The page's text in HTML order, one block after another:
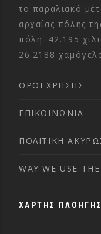
το παραλιακό
αρχαίας πόλης
πόλη. 42.195
26.2188
ΌΡΟΙ ΧΡΉΣΗΣ
ΕΠΙΚΟΙΝΩΝΊΑ
ΠΟΛΙΤΙΚΉ
WAY WE USE
ΧΑΡΤΗΣ